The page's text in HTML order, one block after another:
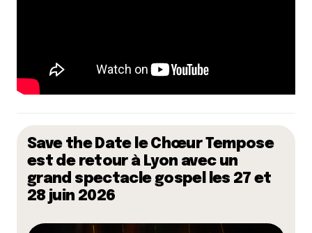
Save the Date le Chœur Tempose
est de retour à Lyon avec un
grand spectacle gospel les 27 et
28 juin 2026